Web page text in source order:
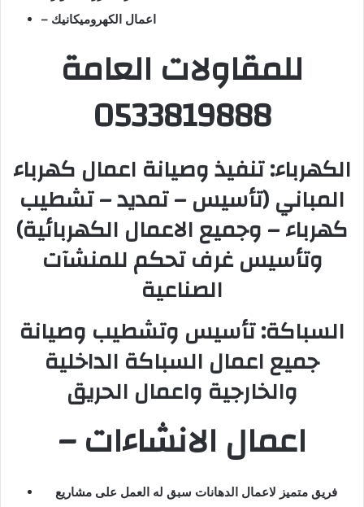
– اعمال الكهروميكانيك
للمقاولات العامة
0533819888
الكهرباء: تنفيذ وصيانة اعمال كهرباء
المباني (تأسيس – تمديد – تشطيب
كهرباء – وجميع الاعمال الكهربائية)
وتأسيس غرف تحكم للمنشآت
الصناعية
السباكة: تأسيس وتشطيب وصيانة
جميع اعمال السباكة الداخلية
والخارجية واعمال الحريق
– اعمال الانشاءات
فريق متميز لاعمال الدهانات سبق له العمل على مشاريع